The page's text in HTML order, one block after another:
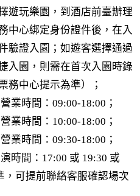
遊玩樂園，到酒店前臺辦理
中心綁定身份證件後，在入
驗證入園；如遊客選擇通過
入園，則需在首次入園時錄
務中心提示為準）；
業時間：09:00-18:00；
業時間：10:00-18:00；
業時間：09:30-18:00；
時間：17:00 或 19:30 或
，可提前聯絡客服確認場次